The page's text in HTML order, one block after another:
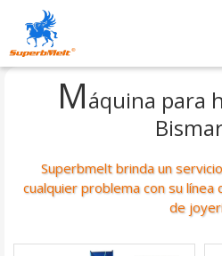
Máquina para
Superbmelt brinda un
cualquier problema con su línea
de